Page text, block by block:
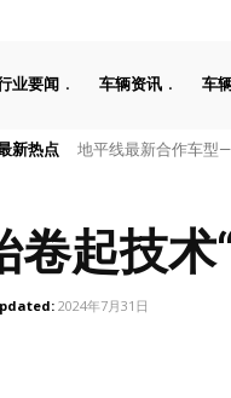
业要闻 车辆资讯 车
新热点 速豹科技落户湖北十
卷起技术
2024年7月31日